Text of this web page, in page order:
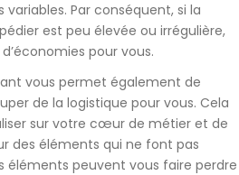
variables. Par conséquent, si la
est peu élevée ou irrégulière,
pour vous.
vous permet également de
de la logistique pour vous. Cela
sur votre cœur de métier et de
des éléments qui ne font pas
éléments peuvent vous faire perdre